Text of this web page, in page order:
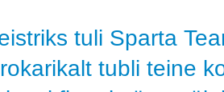
tuli Sparta
tubli teine